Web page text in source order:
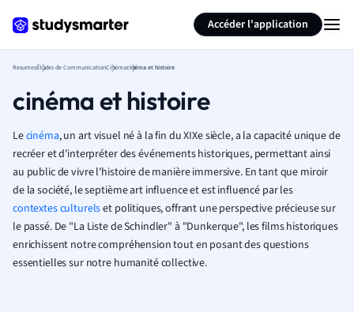
Accéder l'application
ResumesÉtudes de CommunicationCinémacinéma et histoire
cinéma et histoire
Lecinéma, un art visuel né à la fin du XIXe siècle, a la capacité unique de
recréer et d'interpréter des événements historiques, permettant ainsi
au public de vivre l'histoire de manière immersive. En tant que miroir
de la société, le septième art influence et est influencé par les
contextes culturelset politiques, offrant une perspective précieuse sur
le passé. De "La Liste de Schindler" à "Dunkerque", les films historiques
enrichissent notre compréhension tout en posant des questions
essentielles sur notre humanité collective.
Résumer la page